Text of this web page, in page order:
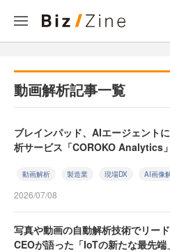
動画解析記事一覧
ブレインパッド、AIエージェント
析サービス「COROKO Analytics
動画解析 製造業 現場DX AI画像
2026/07/08
写真や動画の自動解析技術でリー
CEOが語った「IoTの新たな最先端